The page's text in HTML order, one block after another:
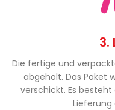
3.
Die fertige und
abgeholt. Das Paket
verschickt. Es
Lieferung